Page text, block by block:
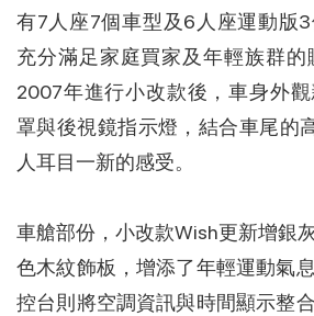
有7人座7個車型及6人座運動版3
充分滿足家庭買家及年輕族群的
2007年進行小改款後，車身外
罩與後視鏡指示燈，結合車尾的
人耳目一新的感受。
車艙部份，小改款Wish更新增銀
色木紋飾板，增添了年輕運動氣
控台則將空調資訊與時間顯示整